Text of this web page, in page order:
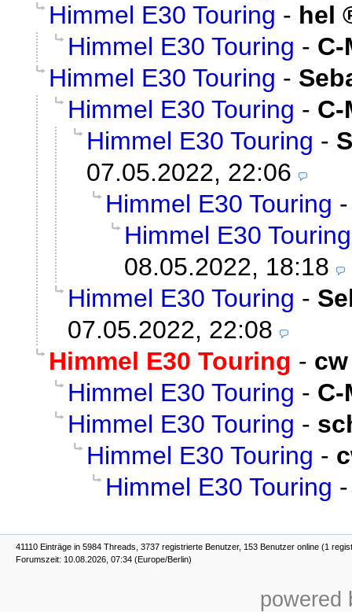
Himmel E30 Touring - hel
Himmel E30 Touring - C-
Himmel E30 Touring -
Himmel E30 Touring - C-
Himmel E30 Touring -
07.05.2022, 22:06
Himmel E30 Touring
Himmel E30 Touring
08.05.2022, 18:18
Himmel E30 Touring -
07.05.2022, 22:08
Himmel E30 Touring - cw
Himmel E30 Touring - C-
Himmel E30 Touring -
Himmel E30 Touring -
Himmel E30 Touring
41110 Einträge in 5984 Threads, 3737 registrierte Benutzer, 153 Benutzer online (1
Forumszeit: 10.08.2026, 07:34 (Europe/Berlin)
powered